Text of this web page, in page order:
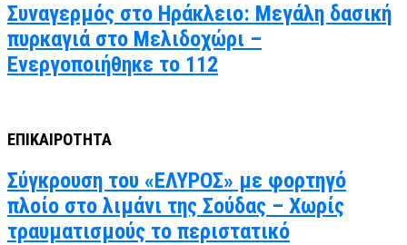
Συναγερμός στο Ηράκλειο: Μεγάλη δασική
πυρκαγιά στο Μελιδοχώρι –
Ενεργοποιήθηκε το 112
ΕΠΙΚΑΙΡΟΤΗΤΑ
Σύγκρουση του «ΕΛΥΡΟΣ» με φορτηγό
πλοίο στο λιμάνι της Σούδας – Χωρίς
τραυματισμούς το περιστατικό